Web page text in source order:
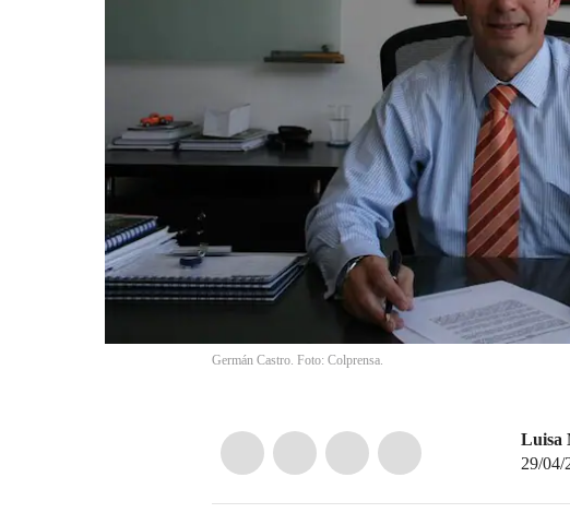
Germán Castro. Foto: Colprensa.
Luisa
29/04/